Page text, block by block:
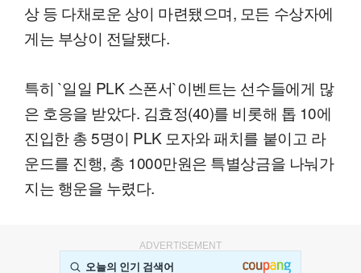
상 등 다채로운 상이 마련됐으며, 모든 수상자에
게는 부상이 전달됐다.
특히 `일일 PLK 스폰서`이벤트는 선수들에게 많
은 호응을 받았다. 김효정(40)를 비롯해 톱 10에
진입한 총 5명이 PLK 모자와 패치를 붙이고 라
운드를 진행, 총 1000만원은 특별상금을 나눠가
지는 행운을 누렸다.
ADVERTISEMENT